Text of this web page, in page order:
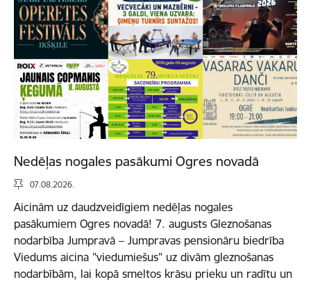
Nedēļas nogales pasākumi Ogres novadā
07.08.2026.
Aicinām uz daudzveidīgiem nedēļas nogales
pasākumiem Ogres novadā! 7. augusts Gleznošanas
nodarbība Jumpravā – Jumpravas pensionāru biedrība
Viedums aicina "viedumiešus" uz divām gleznošanas
nodarbībām, lai kopā smeltos krāsu prieku un radītu un